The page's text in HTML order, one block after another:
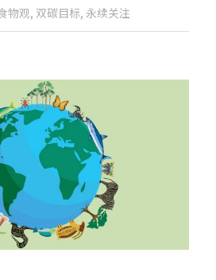
物观, 双碳目标, 永续关注